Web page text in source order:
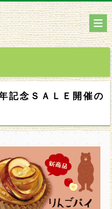
記念ＳＡＬＥ開催の